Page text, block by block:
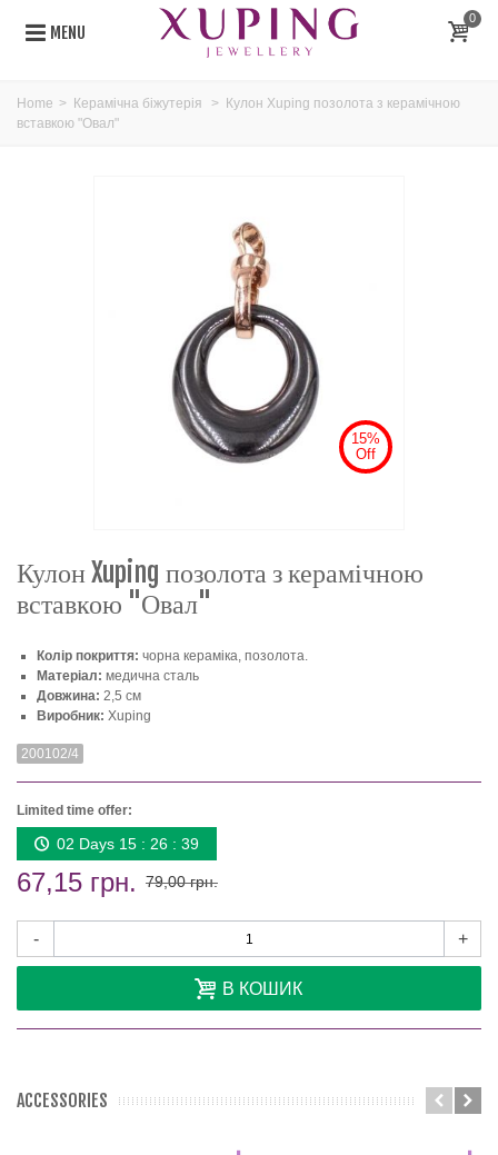
MENU
0
Home > Керамічна біжутерія > Кулон Xuping позолота з керамічною
вставкою "Овал"
15%
Off
Кулон Xuping позолота з керамічною
вставкою "Овал"
Колір покриття: чорна кераміка, позолота.
Матеріал: медична сталь
Довжина: 2,5 см
Виробник: Xuping
200102/4
Limited time offer:
02 Days 15 : 26 : 39
67,15 грн. 79,00 грн.
- +
В КОШИК
ACCESSORIES